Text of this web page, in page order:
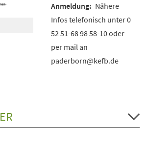
Nähere
Infos telefonisch unter 0
52 51-68 98 58-10 oder
per mail an
paderborn@kefb.de